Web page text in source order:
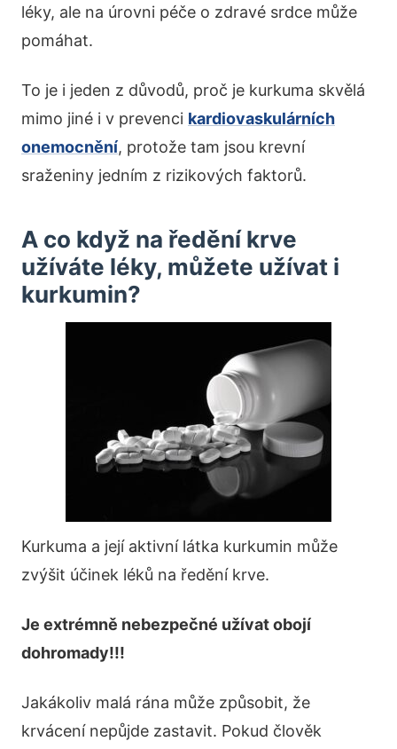
léky, ale na úrovni péče o zdravé srdce může
pomáhat.
To je i jeden z důvodů, proč je kurkuma skvělá
mimo jiné i v prevenci kardiovaskulárních
onemocnění, protože tam jsou krevní
sraženiny jedním z rizikových faktorů.
A co když na ředění krve
užíváte léky, můžete užívat i
kurkumin?
Kurkuma a její aktivní látka kurkumin může
zvýšit účinek léků na ředění krve.
Je extrémně nebezpečné užívat obojí
dohromady!!!
Jakákoliv malá rána může způsobit, že
krvácení nepůjde zastavit. Pokud člověk